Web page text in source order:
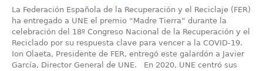
La Federación Española de la Recuperación y el Reciclaje (FER)
ha entregado a UNE el premio “Madre Tierra” durante la
celebración del 18º Congreso Nacional de la Recuperación y el
Reciclado por su respuesta clave para vencer a la COVID-19.
Ion Olaeta, Presidente de FER, entregó este galardón a Javier
García, Director General de UNE. En 2020, UNE centró sus